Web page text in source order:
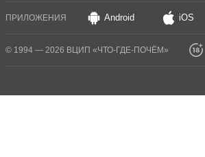
ПРИЛОЖЕНИЯ Android iOS
© 1994 — 2026 ВЦИП «ЧТО-ГДЕ-ПОЧЁМ»